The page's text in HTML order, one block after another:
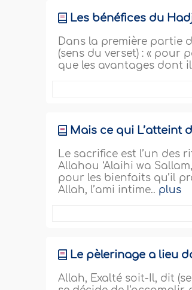
Les bénéfices du
Dans la première partie
(sens du verset) : « pour
que les avantages dont
Mais ce qui L’atteint
Le sacrifice est l’un des
Allahou ‘Alaihi wa
pour les bienfaits qu’il
Allah, l’ami intime.. plus
Le pèlerinage a lieu
Allah, Exalté soit-Il, dit